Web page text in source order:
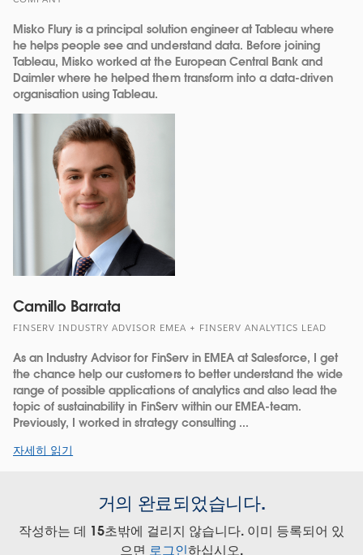
Misko Flury is a principal solution engineer at Tableau where
he helps people see and understand data. Before joining
Tableau, Misko worked at the European Central Bank and
Daimler where he helped them transform into a data-driven
organisation using Tableau.
Camillo Barrata
FINSERV INDUSTRY ADVISOR EMEA + FINSERV ANALYTICS LEAD
As an Industry Advisor for FinServ in EMEA at Salesforce, I get
the chance help our customers to better understand the wide
range of possible applications of analytics and also lead the
topic of sustainability in FinServ within our EMEA-team.
Previously, I worked in strategy consulting ...
자세히 읽기
거의 완료되었습니다.
작성하는 데 15초밖에 걸리지 않습니다. 이미 등록되어 있
으면 로그인하십시오.